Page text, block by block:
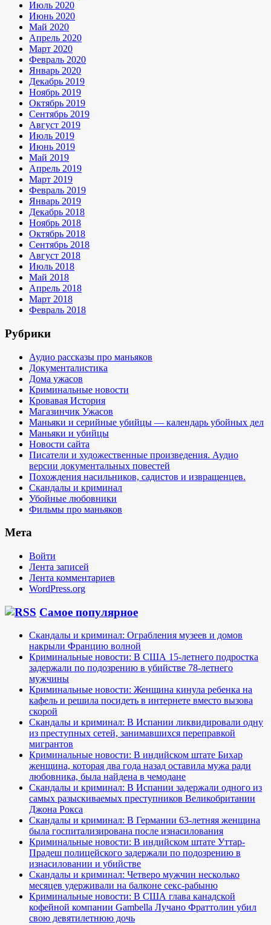
Июль 2020
Июнь 2020
Май 2020
Апрель 2020
Март 2020
Февраль 2020
Январь 2020
Декабрь 2019
Ноябрь 2019
Октябрь 2019
Сентябрь 2019
Август 2019
Июль 2019
Июнь 2019
Май 2019
Апрель 2019
Март 2019
Февраль 2019
Январь 2019
Декабрь 2018
Ноябрь 2018
Октябрь 2018
Сентябрь 2018
Август 2018
Июль 2018
Май 2018
Апрель 2018
Март 2018
Февраль 2018
Рубрики
Аудио рассказы про маньяков
Документалистика
Дома ужасов
Криминальные новости
Кровавая История
Магазинчик Ужасов
Маньяки и серийные убийцы — календарь убойных дел
Маньяки и убийцы
Новости сайта
Писатели и художественные произведения. Аудио
версии документальных повестей
Похождения насильников, садистов и извращенцев.
Скандалы и криминал
Убойные любовники
Фильмы про маньяков
Мета
Войти
Лента записей
Лента комментариев
WordPress.org
Самое популярное
Скандалы и криминал: Ограбления музеев и домов
накрыли Францию волной
Криминальные новости: В США 15-летнего подростка
задержали по подозрению в убийстве 78-летнего
мужчины
Криминальные новости: Женщина кинула ребенка на
кафель и решила посидеть в интернете вместо вызова
скорой
Скандалы и криминал: В Испании ликвидировали одну
из преступных сетей, занимавшихся переправкой
мигрантов
Криминальные новости: В индийском штате Бихар
женщина, которая два года назад оставила мужа ради
любовника, была найдена в чемодане
Скандалы и криминал: В Испании задержали одного из
самых разыскиваемых преступников Великобритании
Джона Рокса
Скандалы и криминал: В Германии 63-летняя женщина
была госпитализирована после изнасилования
Криминальные новости: В индийском штате Уттар-
Прадеш полицейского задержали по подозрению в
изнасиловании и убийстве
Скандалы и криминал: Четверо мужчин несколько
месяцев удерживали на балконе секс-рабыню
Криминальные новости: В США глава канадской
кофейной компании Gambella Лучано Фраттолин убил
свою девятилетнюю дочь